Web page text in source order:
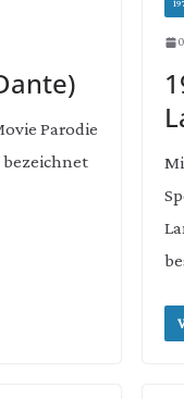
Parodie
bezeichnet